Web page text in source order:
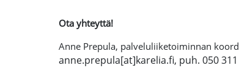
Ota yhteyttä!
Anne Prepula, palveluliiketoiminnan
anne.prepula[at]karelia.fi, puh. 050